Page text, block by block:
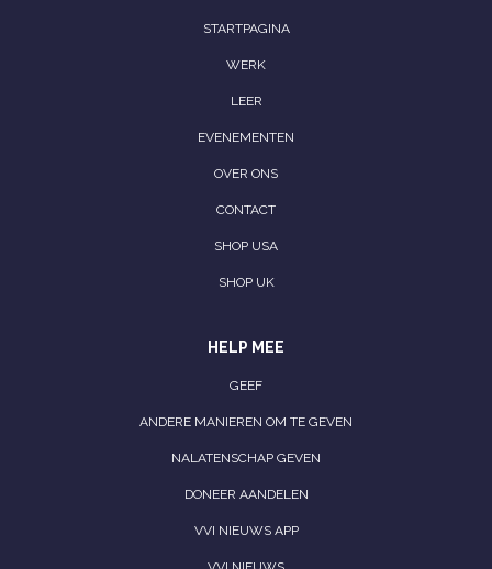
STARTPAGINA
WERK
LEER
EVENEMENTEN
OVER ONS
CONTACT
SHOP USA
SHOP UK
HELP MEE
GEEF
ANDERE MANIEREN OM TE GEVEN
NALATENSCHAP GEVEN
DONEER AANDELEN
VVI NIEUWS APP